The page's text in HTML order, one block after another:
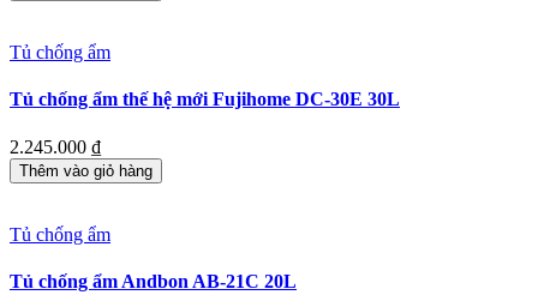
Tủ chống ẩm
Tủ chống ẩm thế hệ mới Fujihome DC-30E 30L
2.245.000 ₫
Thêm vào giỏ hàng
Tủ chống ẩm
Tủ chống ẩm Andbon AB-21C 20L